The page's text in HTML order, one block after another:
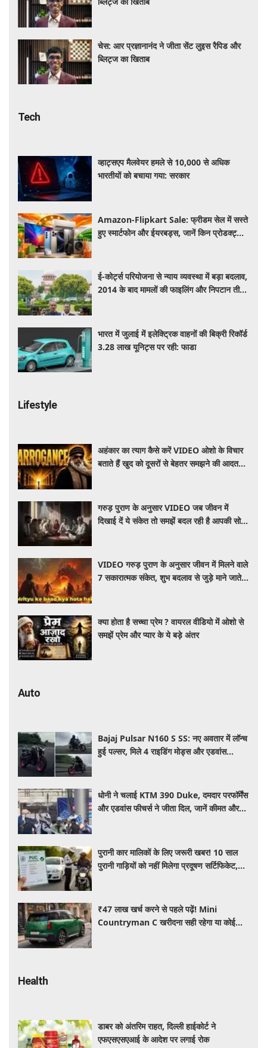
चेस: आर प्रज्ञानानंद ने जीता सेंट लुइस रैपिड और
ब्लिट्ज का खिताब
Tech
व्हाट्सएप मैलवेयर हमले से 10,000 से अधिक
भारतीयों को बचाया गया: सरकार
Amazon-Flipkart Sale: फ्रीडम सेल में सस्ते
हुए स्मार्टफोन और ईयरबड्स, जानें किन प्रोडक्ट्स
ई-कोर्ट्स परियोजना से न्याय व्यवस्था में बड़ा बदलाव,
2014 के बाद मामलों की फाइलिंग और निपटान तीन
भारत में जुलाई में इलेक्ट्रिक वाहनों की बिक्री रिकॉर्ड
3.28 लाख यूनिट्स पर रही: फाडा
Lifestyle
अहंकार का त्याग कैसे करें VIDEO ओशो के विचार
बताते हैं खुद को दूसरों से बेहतर समझने की आदत
गरुड़ पुराण के अनुसार VIDEO जब जीवन में
दिखाई दें ये संकेत तो समझें बदल रही है आपकी सोच
VIDEO गरुड़ पुराण के अनुसार जीवन में मिलने वाले
7 सकारात्मक संकेत, शुभ बदलाव से जुड़े माने जाते हैं
क्या होता है सच्चा प्रेम ? वायरल वीडियो में ओशो से
समझें प्रेम और प्यार के ये बड़े अंतर
Auto
Bajaj Pulsar N160 S SS: नए अवतार में लॉन्च
हुई पल्सर, मिले 4 राइडिंग मोड्स और एडवांस
धोनी ने चलाई KTM 390 Duke, दमदार परफॉर्मेंस
और एडवांस फीचर्स ने जीता दिल, जानें कीमत और
पुरानी कार मालिकों के लिए जरूरी खबर! 10 साल
पुरानी गाड़ियों को नहीं मिलेगा प्रदूषण सर्टिफिकेट,
₹47 लाख खर्च करने से पहले पढ़ें! Mini
Countryman C खरीदना सही रहेगा या कोई
Health
डाबर को अंतरिम राहत, दिल्ली हाईकोर्ट ने
एफएसएसएआई के आदेश पर लगाई रोक